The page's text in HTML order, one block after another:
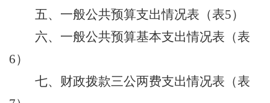
五、一般公共预算支出情况表（表5）
六、一般公共预算基本支出情况表（表
6）
七、财政拨款三公两费支出情况表 （表